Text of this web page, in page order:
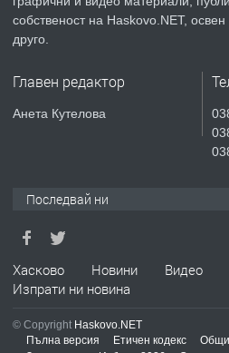
ПРЕДЛАГА
Продавам
ПРЕДЛАГА
№4119
собственост на Haskovo.NET,
друго.
Главен редактор
Анета Кутелова
Последвай ни
Хасково Новини Видео
Изпрати ни новина
© Copyright Haskovo.NET
Пълна версия
Етичен кодекс Общи